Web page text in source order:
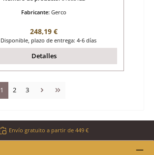
Fabricante: Gerco
Precio normal:
248,19 €
Disponible, plazo de entrega: 4-6 días
Detalles
Página
1 Página
2 Página
3
Envío gratuito a partir de 449 €